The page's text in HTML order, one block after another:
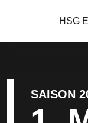
HSG
SAISON